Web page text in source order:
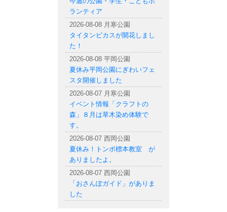
ランティア
2026-08-08 月寒公園
タイタンビカスが開花しまし
た！
2026-08-08 平岡公園
夏休み平岡公園にぎわいフェ
スタ開催しました
2026-08-07 月寒公園
イベント情報「クラフトの
森」８月は草木染め体験で
す。
2026-08-07 西岡公園
夏休み！トンボ標本教室 が
ありましたよ。
2026-08-07 西岡公園
「おさんぽガイド」がありま
した